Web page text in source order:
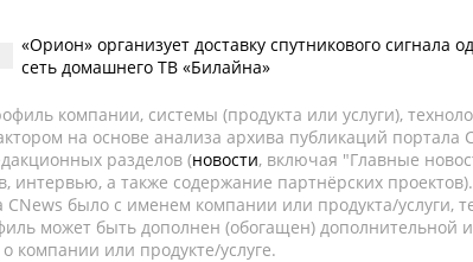
«Орион» организует доставку спутникового сигнала
сеть домашнего ТВ «Билайна»
компании, системы (продукта или услуги),
на основе анализа архива публикаций портала
разделов (новости, включая "Главные
интервью, а также содержание партнёрских
CNews было с именем компании или продукта/услуги,
может быть дополнен (обогащен) дополнительной
компании или продукте/услуге.